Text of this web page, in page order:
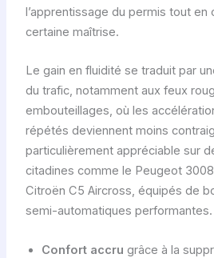
l’apprentissage du permis tout en
certaine maîtrise.
Le gain en fluidité se traduit par
du trafic, notamment aux feux
embouteillages, où les
répétés deviennent moins
particulièrement appréciable sur
citadines comme le Peugeot
Citroën C5 Aircross, équipés de
semi-automatiques performantes.
Confort accru grâce à la